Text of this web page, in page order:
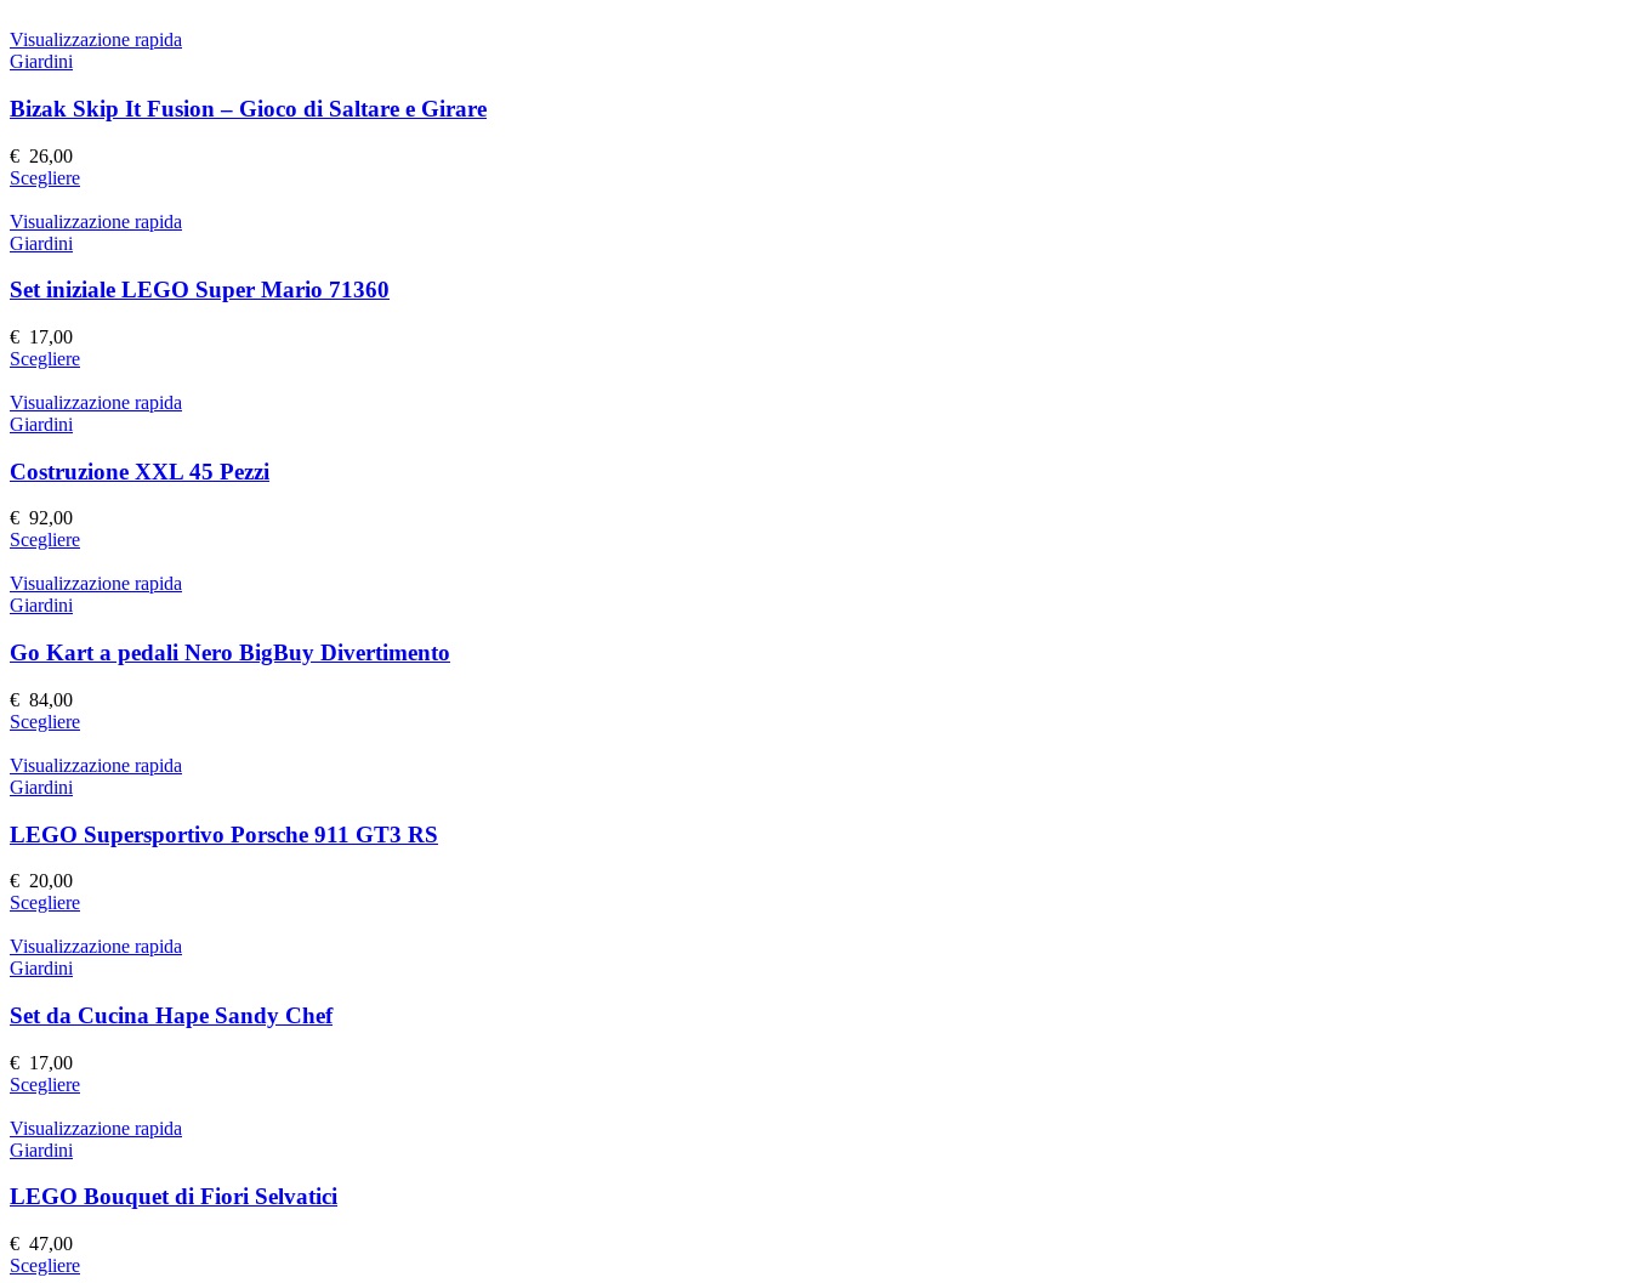
Visualizzazione rapida
Giardini
Bizak Skip It Fusion – Gioco di Saltare e Girare
€ 26,00
ScegliereQuesto
ha
Le
scelte
nella
pagina
prodotto
Visualizzazione rapida
Giardini
Set iniziale LEGO Super Mario 71360
€ 17,00
ScegliereQuesto
ha
Le
opzioni
scelte
nella
pagina
Visualizzazione rapida
Giardini
Costruzione XXL 45 Pezzi
€ 92,00
ScegliereQuesto
ha
Le
opzioni
scelte
nella
pagina
prodotto
Visualizzazione rapida
Giardini
Go Kart a pedali Nero BigBuy Divertimento
€ 84,00
ScegliereQuesto
ha
Le
opzioni
scelte
nella
pagina
prodotto
Visualizzazione rapida
Giardini
LEGO Supersportivo Porsche 911 GT3 RS
€ 20,00
ScegliereQuesto
ha
Le
opzioni
scelte
nella
pagina
prodotto
Visualizzazione rapida
Giardini
Set da Cucina Hape Sandy Chef
€ 17,00
ScegliereQuesto
ha
Le
opzioni
Visualizzazione rapida
Giardini
LEGO Bouquet di Fiori Selvatici
€ 47,00
ScegliereQuesto